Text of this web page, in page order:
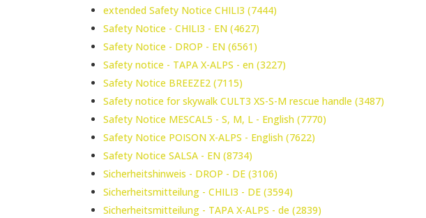
extended Safety Notice CHILI3 (7444)
Safety Notice - CHILI3 - EN (4627)
Safety Notice - DROP - EN (6561)
Safety notice - TAPA X-ALPS - en (3227)
Safety Notice BREEZE2 (7115)
Safety notice for skywalk CULT3 XS-S-M rescue handle (3487)
Safety Notice MESCAL5 - S, M, L - English (7770)
Safety Notice POISON X-ALPS - English (7622)
Safety Notice SALSA - EN (8734)
Sicherheitshinweis - DROP - DE (3106)
Sicherheitsmitteilung - CHILI3 - DE (3594)
Sicherheitsmitteilung - TAPA X-ALPS - de (2839)